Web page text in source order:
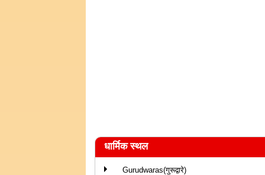
धार्मिक स्थल
Gurudwaras(गुरूद्वारे)